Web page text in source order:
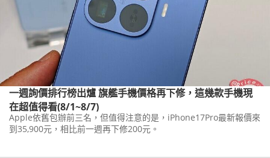
一週詢價排行榜出爐 旗艦手機價格再下修，這幾款手機現
在超值得看(8/1~8/7)
Apple依舊包辦前三名，但值得注意的是，iPhone17Pro最新報價來
到35,900元，相比前一週再下修200元。